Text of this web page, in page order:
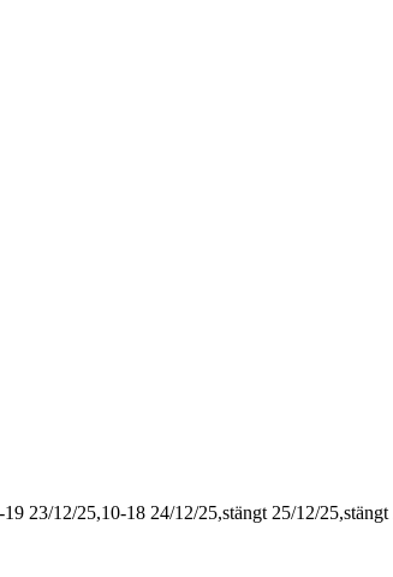
19 23/12/25,10-18 24/12/25,stängt 25/12/25,stängt